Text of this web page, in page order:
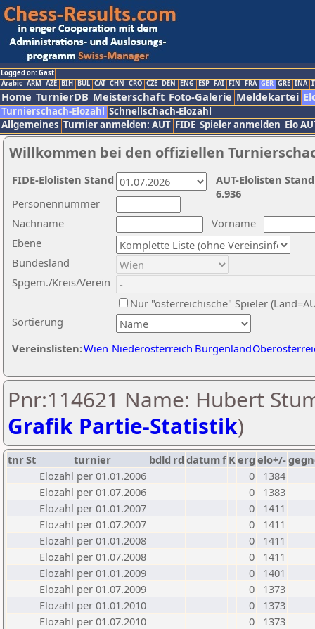
Logged on: Gast
Arabic ARM AZE BIH BUL CAT CHN CRO CZE DEN ENG ESP FAI FIN FRA GER GRE INA
Home TurnierDB Meisterschaft Foto-Galerie Meldekartei
Turnierschach-Elozahl Schnellschach-Elozahl
Allgemeines Turnier anmelden: AUT FIDE Spieler anmelden Elo
Willkommen bei den offiziellen
Nachname
Vorname
Ebene
Sortierung
Personennummer
Bundesland
Spgem./Kreis/Verein
Nur "österreichische" Spieler
Vereinslisten:Wien Niederösterreich Burgenland
AUT-Elolisten
6.936
FIDE-Elolisten Stand
Pnr:114621 Name: Hubert
Grafik Partie-Statistik)
tnrSt turnier bdld rd datumf Kerg elo+/-
Elozahl per 01.01.2006
0
1384
Elozahl per 01.07.2006
0
1383
Elozahl per 01.01.2007
0
1411
Elozahl per 01.07.2007
0
1411
Elozahl per 01.01.2008
0
1411
Elozahl per 01.07.2008
0
1411
Elozahl per 01.01.2009
0
1401
Elozahl per 01.07.2009
0
1373
Elozahl per 01.01.2010
0
1373
Elozahl per 01.07.2010
0
1373